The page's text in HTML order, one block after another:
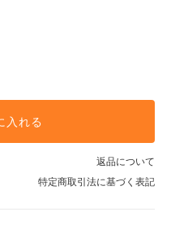
入れる
返品について
特定商取引法に基づく表記